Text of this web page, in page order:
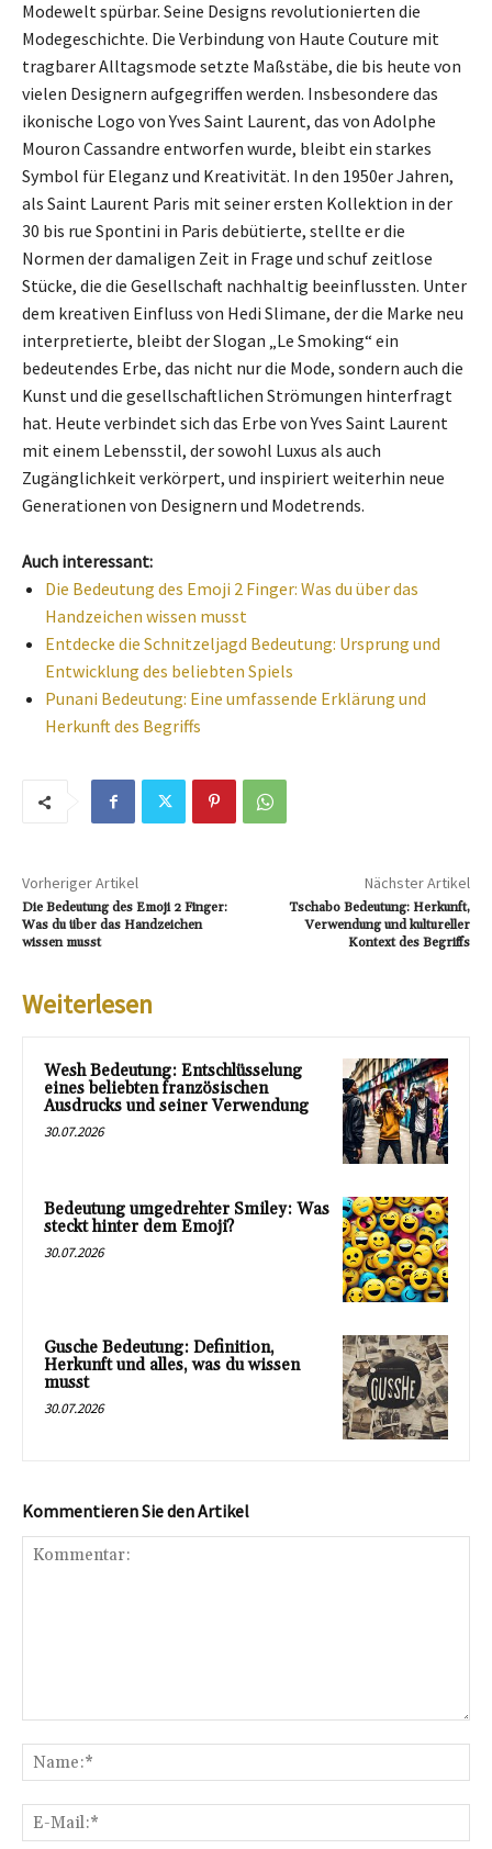
Modewelt spürbar. Seine Designs revolutionierten die
Modegeschichte. Die Verbindung von Haute Couture mit
tragbarer Alltagsmode setzte Maßstäbe, die bis heute von
vielen Designern aufgegriffen werden. Insbesondere das
ikonische Logo von Yves Saint Laurent, das von Adolphe
Mouron Cassandre entworfen wurde, bleibt ein starkes
Symbol für Eleganz und Kreativität. In den 1950er Jahren,
als Saint Laurent Paris mit seiner ersten Kollektion in der
30 bis rue Spontini in Paris debütierte, stellte er die
Normen der damaligen Zeit in Frage und schuf zeitlose
Stücke, die die Gesellschaft nachhaltig beeinflussten. Unter
dem kreativen Einfluss von Hedi Slimane, der die Marke neu
interpretierte, bleibt der Slogan „Le Smoking“ ein
bedeutendes Erbe, das nicht nur die Mode, sondern auch die
Kunst und die gesellschaftlichen Strömungen hinterfragt
hat. Heute verbindet sich das Erbe von Yves Saint Laurent
mit einem Lebensstil, der sowohl Luxus als auch
Zugänglichkeit verkörpert, und inspiriert weiterhin neue
Generationen von Designern und Modetrends.
Auch interessant:
Die Bedeutung des Emoji 2 Finger: Was du über das
Handzeichen wissen musst
Entdecke die Schnitzeljagd Bedeutung: Ursprung und
Entwicklung des beliebten Spiels
Punani Bedeutung: Eine umfassende Erklärung und
Herkunft des Begriffs
Vorheriger Artikel
Die Bedeutung des Emoji 2 Finger:
Was du über das Handzeichen
wissen musst
Nächster Artikel
Tschabo Bedeutung: Herkunft,
Verwendung und kultureller
Kontext des Begriffs
Weiterlesen
Wesh Bedeutung: Entschlüsselung
eines beliebten französischen
Ausdrucks und seiner Verwendung
30.07.2026
Bedeutung umgedrehter Smiley: Was
steckt hinter dem Emoji?
30.07.2026
Gusche Bedeutung: Definition,
Herkunft und alles, was du wissen
musst
30.07.2026
Kommentieren Sie den Artikel